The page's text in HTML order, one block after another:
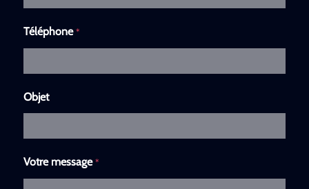
Téléphone*
Objet
Votre message*